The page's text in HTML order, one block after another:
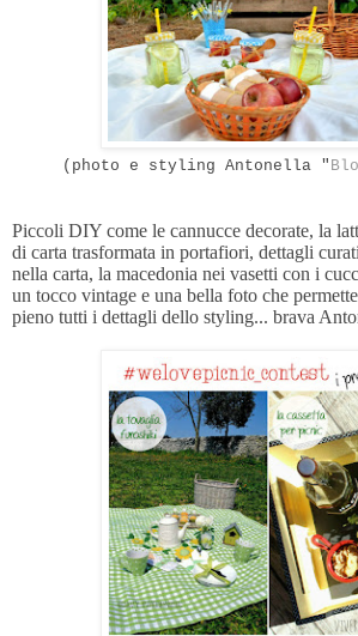
(photo e styling Antonella "
Piccoli DIY come le cannucce decorate, la
di carta trasformata in portafiori, dettagli
nella carta, la macedonia nei vasetti con i
un tocco vintage e una bella foto che
pieno tutti i dettagli dello styling... brava